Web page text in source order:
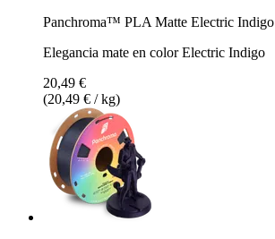
Panchroma™ PLA Matte Electric Indigo
Elegancia mate en color Electric Indigo
20,49 €
(20,49 € / kg)